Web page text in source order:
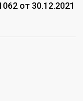
от 30.12.2021